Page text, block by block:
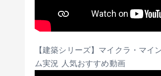
【建築シリーズ】マイクラ・マ
ム実況 人気おすすめ動画